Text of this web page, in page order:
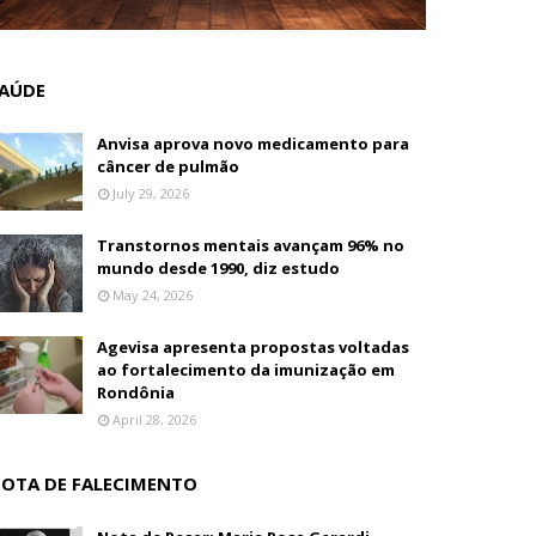
Anvisa aprova novo medicamento para
câncer de pulmão
July 29, 2026
Transtornos mentais avançam 96% no
mundo desde 1990, diz estudo
May 24, 2026
Agevisa apresenta propostas voltadas
ao fortalecimento da imunização em
Rondônia
April 28, 2026
DE FALECIMENTO